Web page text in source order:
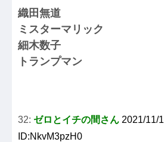
織田無道
ミスターマリック
細木数子
トランプマン
32: ゼロとイチの間さん 2021/11/
ID:NkvM3pzH0